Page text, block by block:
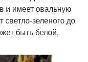
и имеет овальную
зеленого до
быть белой,